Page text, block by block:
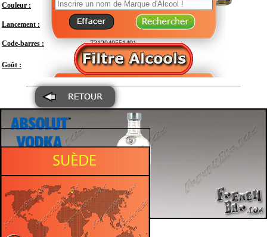
Couleur : Transparent
Lancement : Juin 2016
Code-barres : 7312040551491
Goût : Modéré